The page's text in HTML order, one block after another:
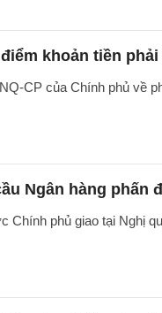
khoản tiền
CP của Chính phủ về
Ngân hàng phấn
phủ giao tại Nghị